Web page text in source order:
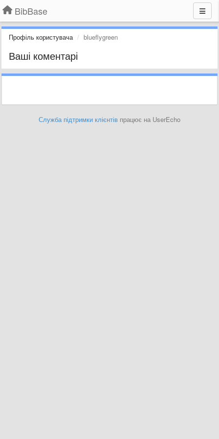
BibBase
Профіль користувача blueflygreen
Ваші коментарі
Служба підтримки клієнтів працює на UserEcho